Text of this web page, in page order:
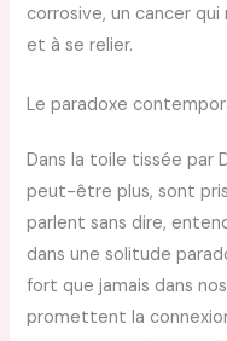
corrosive, un cancer
et à se relier.
Le paradoxe
Dans la toile tissée par
peut-être plus, sont
parlent sans dire,
dans une solitude
fort que jamais dans
promettent la